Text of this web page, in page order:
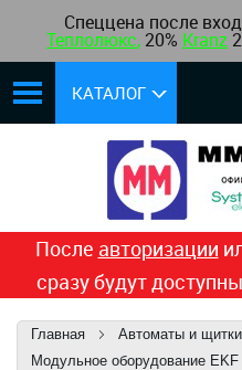
Спеццена после
Теплолюкс, 20% Kranz
КАТАЛОГ
После авторизации
сразу будут
Главная
Автоматы и щитки
Модульное оборудование EKF